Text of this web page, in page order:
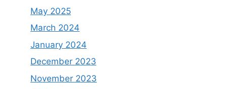
May 2025
March 2024
January 2024
December 2023
November 2023